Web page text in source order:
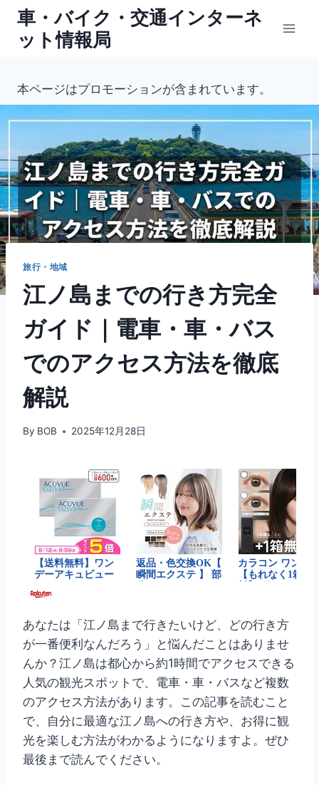
ッ
プ
車・バイク・交通インターネ
ット情報局
本ページはプロモーションが含まれています。
旅行・地域
江ノ島までの行き方完全
ガイド｜電車・車・バス
でのアクセス方法を徹底
解説
By BOB 2025年12月28日
あなたは「江ノ島まで行きたいけど、どの行き方
が一番便利なんだろう」と悩んだことはありませ
んか？江ノ島は都心から約1時間でアクセスできる
人気の観光スポットで、電車・車・バスなど複数
のアクセス方法があります。この記事を読むこと
で、自分に最適な江ノ島への行き方や、お得に観
光を楽しむ方法がわかるようになりますよ。ぜひ
最後まで読んでください。